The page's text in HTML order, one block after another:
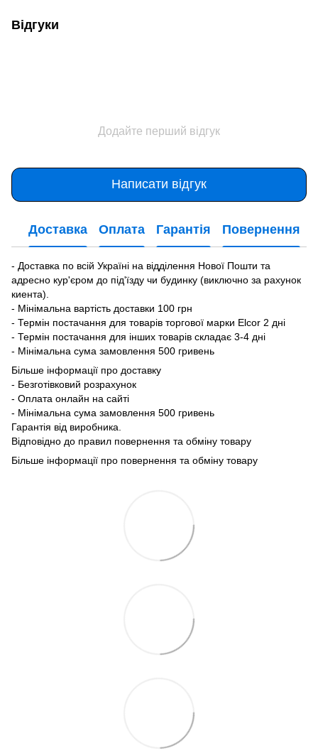
Відгуки
Додайте перший відгук
Написати відгук
Доставка Оплата Гарантія Повернення
- Доставка по всій Україні на відділення Нової Пошти та
адресно кур'єром до під'їзду чи будинку (виключно за рахунок
киента).
- Мінімальна вартість доставки 100 грн
- Термін постачання для товарів торгової марки Elcor 2 дні
- Термін постачання для інших товарів складає 3-4 дні
- Мінімальна сума замовлення 500 гривень
Більше інформації про доставку
- Безготівковий розрахунок
- Оплата онлайн на сайті
- Мінімальна сума замовлення 500 гривень
Гарантія від виробника.
Відповідно до правил повернення та обміну товару
Більше інформації про повернення та обміну товару